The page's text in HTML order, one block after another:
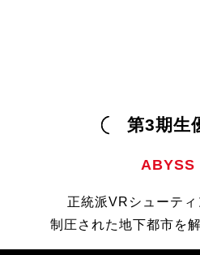
第3期生
ABYSS
正統派VRシューテ
制圧された地下都市を